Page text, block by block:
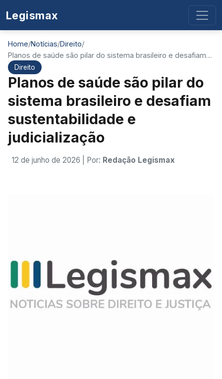
Legismax
Home/Notícias/Direito/
Planos de saúde são pilar do sistema brasileiro e desafiam…
Direito
Planos de saúde são pilar do
sistema brasileiro e desafiam
sustentabilidade e
judicialização
12 de junho de 2026 | Por: Redação Legismax